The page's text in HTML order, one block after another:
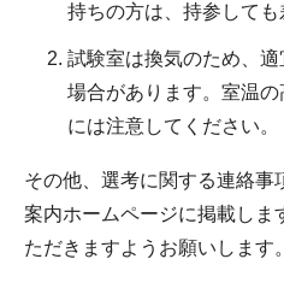
持ちの方は、持参しても
試験室は換気のため、
場合があります。室温
には注意してください。
その他、選考に関する連絡事
案内ホームページに掲載しま
ただきますようお願いします。